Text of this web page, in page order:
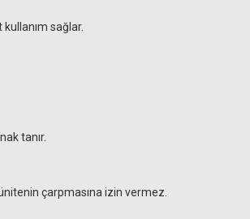
sağlar.
tanır.
çarpmasına izin vermez.